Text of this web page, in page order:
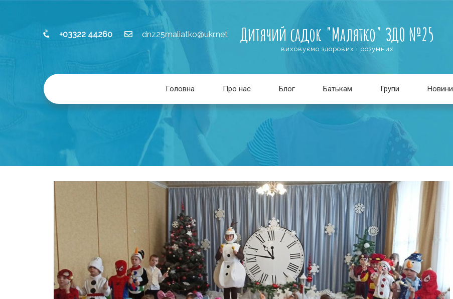
+03322 44260 dnz25maliatko@ukr.net Дитячий садок "Малятко" ЗДО №25
виховуємо здорових і розумних
Головна Про нас Блог Батькам Групи Новини